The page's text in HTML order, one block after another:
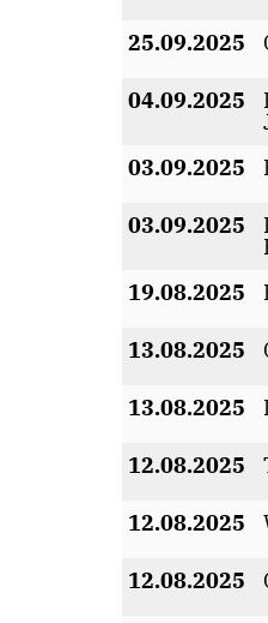
25.09.2025
04.09.2025
03.09.2025
03.09.2025
19.08.2025
13.08.2025
13.08.2025
12.08.2025
12.08.2025
12.08.2025